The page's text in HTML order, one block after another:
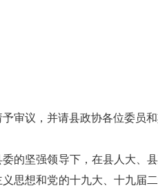
议，并请县政协各位委员和
坚强领导下，在县人大、
思想和党的十九大、十九届